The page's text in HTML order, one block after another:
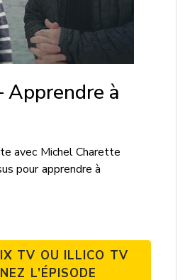
Apprendre à
avec Michel Charette
pour apprendre à
TV OU ILLICO TV
L’ÉPISODE